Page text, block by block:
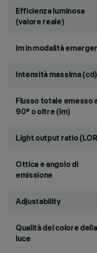
Efficienza luminosa
(valore reale)
lm in modalità
Intensità massima (cd)
Flusso totale emesso
90° o oltre (lm)
Light output ratio
Ottica e angolo di
emissione
Adjustability
Qualità del colore della
luce